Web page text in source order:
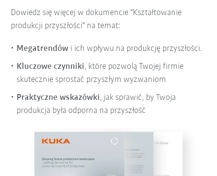
Dowiedz się więcej w dokumencie "Kształtowanie
produkcji przyszłości" na temat:
Megatrendów i ich wpływu na produkcję przyszłości.
Kluczowe czynniki, które pozwolą Twojej firmie
skutecznie sprostać przyszłym wyzwaniom
Praktyczne wskazówki, jak sprawić, by Twoja
produkcja była odporna na przyszłość